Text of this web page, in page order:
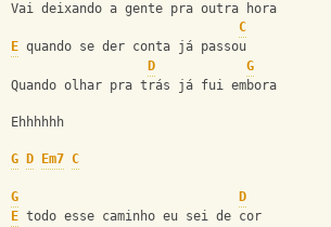
Vai deixando a gente pra outra hora
C
E quando se der conta já passou
D
G
Quando olhar pra trás já fui embora
Ehhhhhh
G D Em7 C
G
D
E todo esse caminho eu sei de cor